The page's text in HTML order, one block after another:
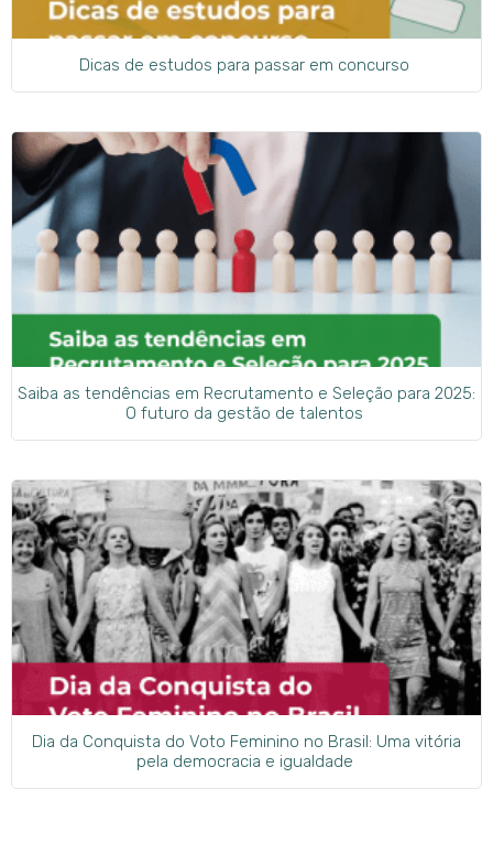
Dicas de estudos para passar em concurso
Saiba as tendências em Recrutamento e Seleção para 2025:
O futuro da gestão de talentos
Dia da Conquista do Voto Feminino no Brasil: Uma vitória
pela democracia e igualdade